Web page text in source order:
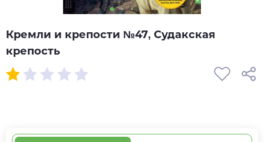
Кремли и крепости №47, Судакская
крепость